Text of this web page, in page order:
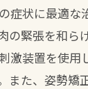
症状に最適な
の緊張を和ら
激装置を使用
また、姿勢矯